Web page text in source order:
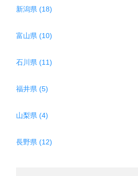
新潟県 (18)
富山県 (10)
石川県 (11)
福井県 (5)
山梨県 (4)
長野県 (12)